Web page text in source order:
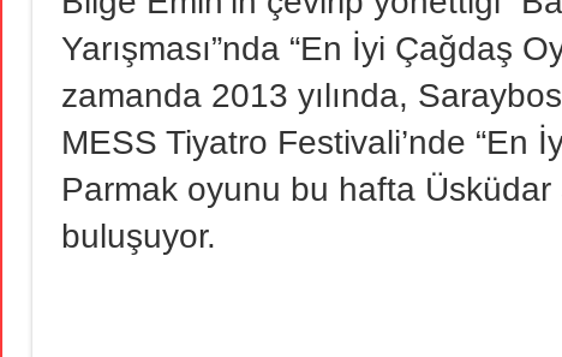
Yarışması”nda “En İyi Çağdaş
zamanda 2013 yılında,
MESS Tiyatro Festivali’nde “En
Parmak oyunu bu hafta
buluşuyor.